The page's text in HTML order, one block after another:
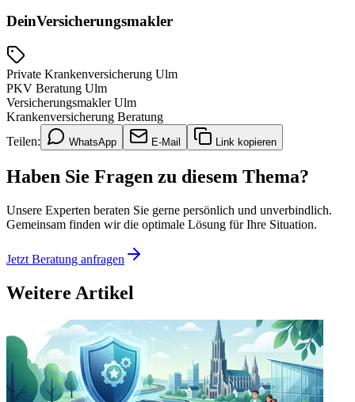
DeinVersicherungsmakler
Private Krankenversicherung Ulm
PKV Beratung Ulm
Versicherungsmakler Ulm
Krankenversicherung Beratung
Teilen:
WhatsApp E-Mail Link kopieren
Haben Sie Fragen zu diesem Thema?
Unsere Experten beraten Sie gerne persönlich und unverbindlich.
Gemeinsam finden wir die optimale Lösung für Ihre Situation.
Jetzt Beratung anfragen
Weitere Artikel